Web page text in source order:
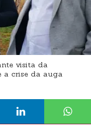
visita da
a crise da auga